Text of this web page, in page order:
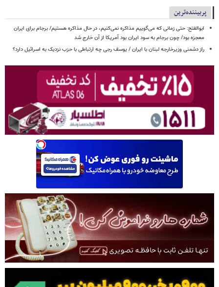
پربیننده‌ترین
ابوالفتح: حتی زمانی که می‌گوییم مذاکره نمی‌کنیم، در حال مذاکره هستیم/ برجام برای ایران
معجزه بود/ چون برجام به سود ایران بود آمریکا از آن خارج شد
راز دشمنی وزیرخارجه لبنان با ایران / یوسف رجی چه ارتباطی با حزب نزدیک به اسرائیل دارد؟